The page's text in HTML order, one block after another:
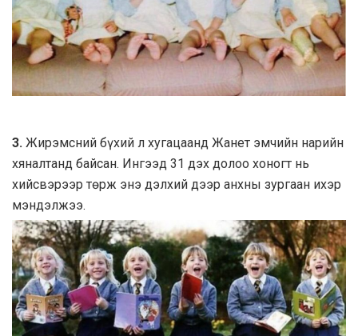
3. Жирэмсний бүхий л хугацаанд Жанет эмчийн нарийн
хяналтанд байсан. Ингээд 31 дэх долоо хоногт нь
хийсвэрээр төрж энэ дэлхий дээр анхны зургаан ихэр
мэндэлжээ.